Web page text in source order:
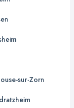
sur-Zorn